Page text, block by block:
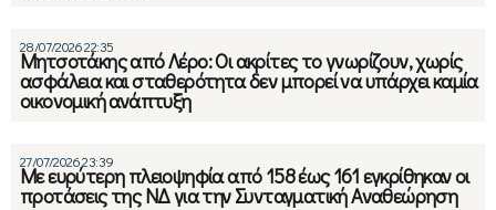
28/07/2026 22:35
Μητσοτάκης από Λέρο: Οι ακρίτες το γνωρίζουν, χωρίς
ασφάλεια και σταθερότητα δεν μπορεί να υπάρχει καμία
οικονομική ανάπτυξη
27/07/2026 23:39
Με ευρύτερη πλειοψηφία από 158 έως 161 εγκρίθηκαν οι
προτάσεις της ΝΔ για την Συνταγματική Αναθεώρηση